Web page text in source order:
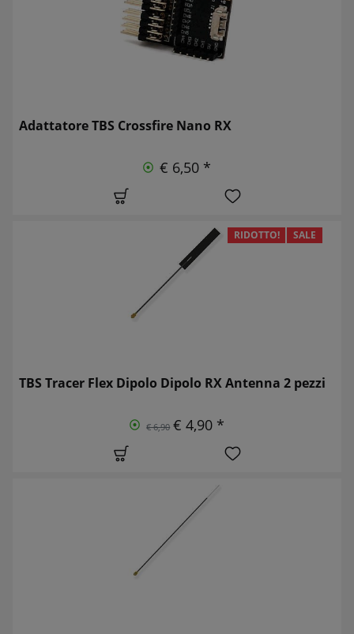
Adattatore TBS Crossfire Nano RX
€ 6,50 *
RIDOTTO! SALE
TBS Tracer Flex Dipolo Dipolo RX Antenna 2 pezzi
€ 6,90 € 4,90 *